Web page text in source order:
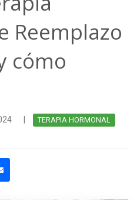
Reemplazo
cómo
TERAPIA HORMONAL